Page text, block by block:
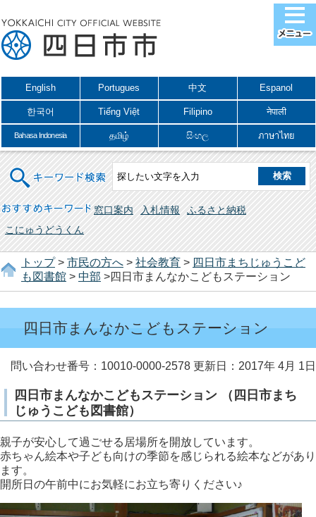
English Portugues 中文 Espanol
한국어 Tiếng Việt Filipino नेपाली
Bahasa Indonesia தமிழ் සිංහල ภาษาไทย
キーワード検索
おすすめキーワード 窓口案内 入札情報
ふるさと納税
こにゅうどうくん
トップ> 市民の方へ > 社会教育 > 四日市まちじゅうこど
も図書館 > 中部 >四日市まんなかこどもステーション
四日市まんなかこどもステーション
問い合わせ番号：10010-0000-2578 更新日：2017年 4月 1日
四日市まんなかこどもステーション （四日市まち
じゅうこども図書館）
親子が安心して過ごせる居場所を開放しています。
赤ちゃん絵本や子ども向けの季節を感じられる絵本などがあり
ます。
開所日の午前中にお気軽にお立ち寄りください♪